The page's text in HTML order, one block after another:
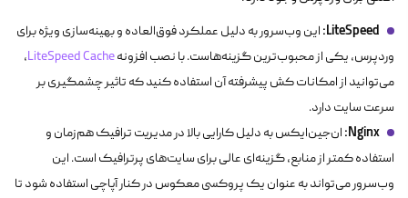
LiteSpeed: این وب‌سرور به دلیل عملکرد فوق‌العاده و بهینه‌سازی ویژه برای
وردپرس، یکی از محبوب‌ترین گزینه‌هاست. با نصب افزونهLiteSpeed Cache،
می‌توانید از امکانات کش پیشرفته آن استفاده کنید که تاثیر چشمگیری بر
سرعت سایت دارد.
Nginx: ان‌جین‌ایکس به دلیل کارایی بالا در مدیریت ترافیک هم‌زمان و
استفاده کمتر از منابع، گزینه‌ای عالی برای سایت‌های پرترافیک است. این
وب‌سرور می‌تواند به عنوان یک پروکسی معکوس در کنار آپاچی استفاده شود تا